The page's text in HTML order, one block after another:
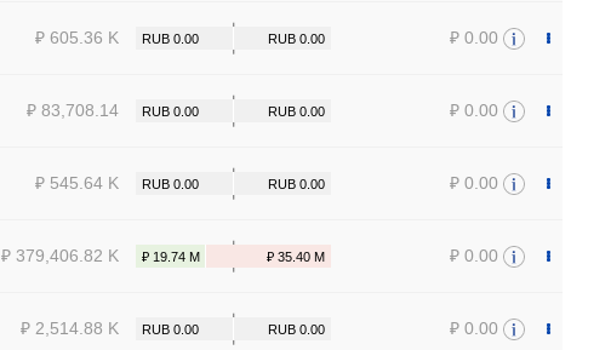
₽ 605.36 K ₽ 0.00
₽ 83,708.14 ₽ 0.00
₽ 545.64 K ₽ 0.00
₽ 379,406.82 K ₽ 0.00
₽ 2,514.88 K ₽ 0.00